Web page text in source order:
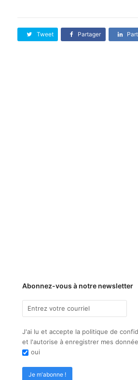
Tweet Partager
Abonnez-vous à notre newsletter
J'ai lu et accepte la politique de
et l'autorise à enregistrer mes
oui